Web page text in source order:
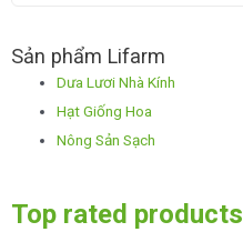
Sản phẩm Lifarm
Dưa Lươi Nhà Kính
Hạt Giống Hoa
Nông Sản Sạch
Top rated products